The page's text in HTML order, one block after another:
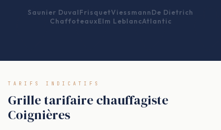
Saunier DuvalFrisquetViessmannDe Dietrich
ChaffoteauxElm LeblancAtlantic
TARIFS INDICATIFS
Grille tarifaire chauffagiste
Coignières